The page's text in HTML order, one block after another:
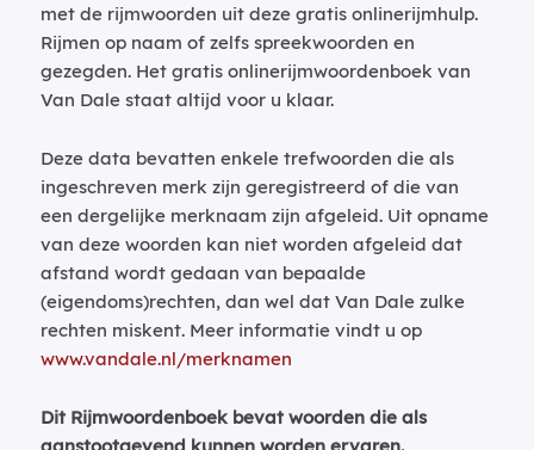
met de rijmwoorden uit deze gratis onlinerijmhulp.
Rijmen op naam of zelfs spreekwoorden en
gezegden. Het gratis onlinerijmwoordenboek van
Van Dale staat altijd voor u klaar.
Deze data bevatten enkele trefwoorden die als
ingeschreven merk zijn geregistreerd of die van
een dergelijke merknaam zijn afgeleid. Uit opname
van deze woorden kan niet worden afgeleid dat
afstand wordt gedaan van bepaalde
(eigendoms)rechten, dan wel dat Van Dale zulke
rechten miskent. Meer informatie vindt u op
www.vandale.nl/merknamen
Dit Rijmwoordenboek bevat woorden die als
aanstootgevend kunnen worden ervaren.